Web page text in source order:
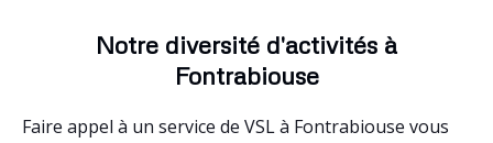
Notre diversité d'activités à
Fontrabiouse
Faire appel à un service de VSL à Fontrabiouse vous